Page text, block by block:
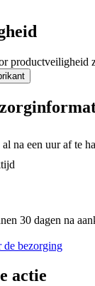
productveiligheid
al na een uur af te
30 dagen na
de bezorging
actie